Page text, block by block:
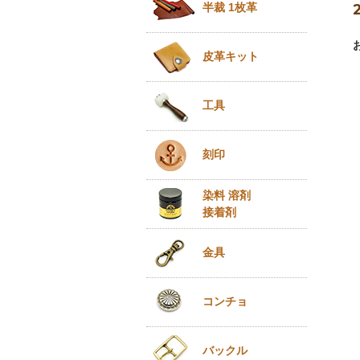
半裁 1枚革
皮革キット
工具
刻印
染料 溶剤
接着剤
金具
コンチョ
バックル